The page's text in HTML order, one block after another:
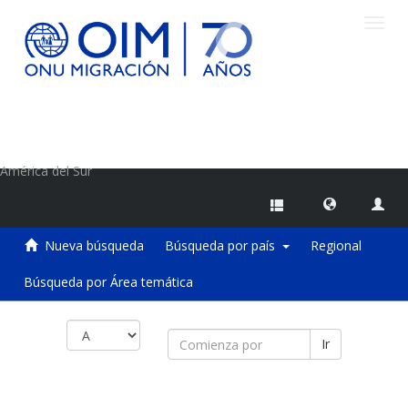
América del Sur
Nueva búsqueda Búsqueda por país Regional
Búsqueda por Área temática
Ir